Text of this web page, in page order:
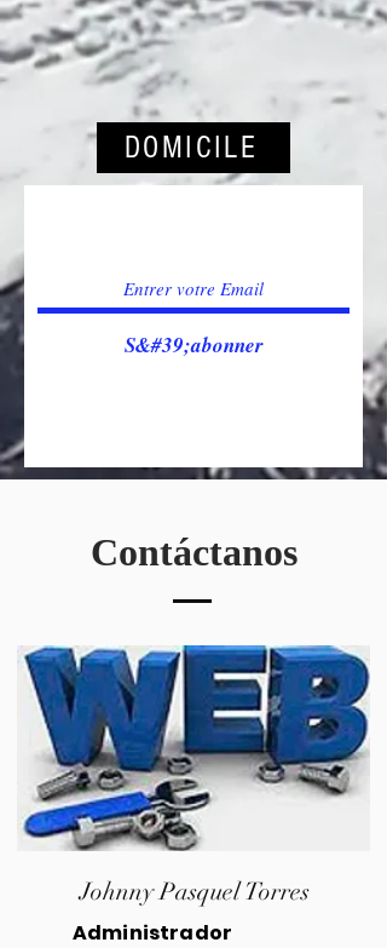
DOMICILE
S&#39;abonner
Contáctanos
Johnny Pasquel Torres
Administrador